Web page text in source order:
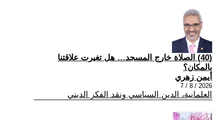
(40) الصلاة خارج المسجد… هل تغيرت علاقتنا
بالمكان؟
أيمن زهري
2026 / 8 / 7
العلمانية، الدين السياسي ونقد الفكر الديني